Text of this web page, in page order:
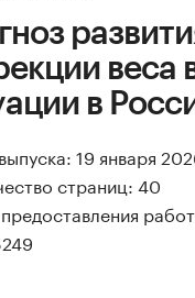
веса
в
19 января
страниц: 40